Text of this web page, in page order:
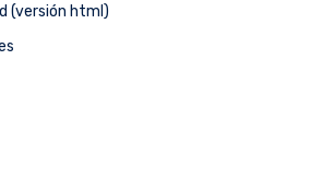
(versión html)